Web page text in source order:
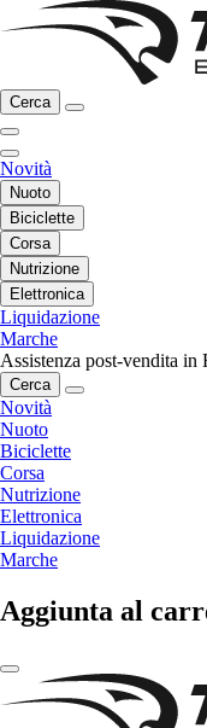
Cerca
Novità
Nuoto
Biciclette
Corsa
Nutrizione
Elettronica
Liquidazione
Marche
Assistenza post-vendita in
Cerca
Novità
Nuoto
Biciclette
Corsa
Nutrizione
Elettronica
Liquidazione
Marche
Aggiunta al